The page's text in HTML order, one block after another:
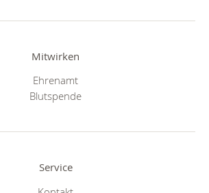
Mitwirken
Ehrenamt
Blutspende
Service